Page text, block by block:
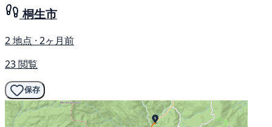
桐生市
2 地点 · 2ヶ月前
23 閲覧
保存